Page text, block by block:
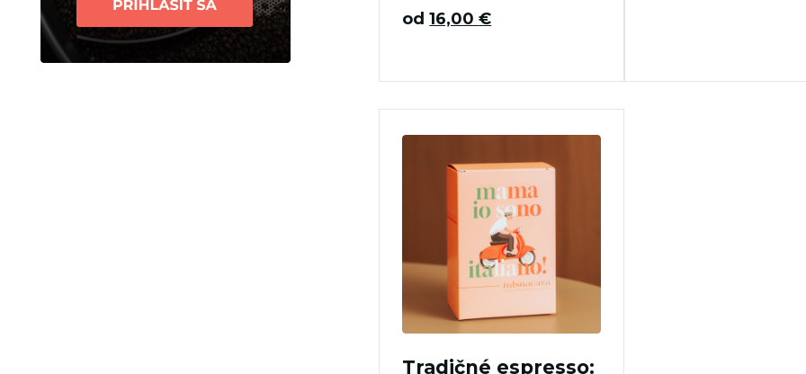
od16,00€
Tradičné espresso: